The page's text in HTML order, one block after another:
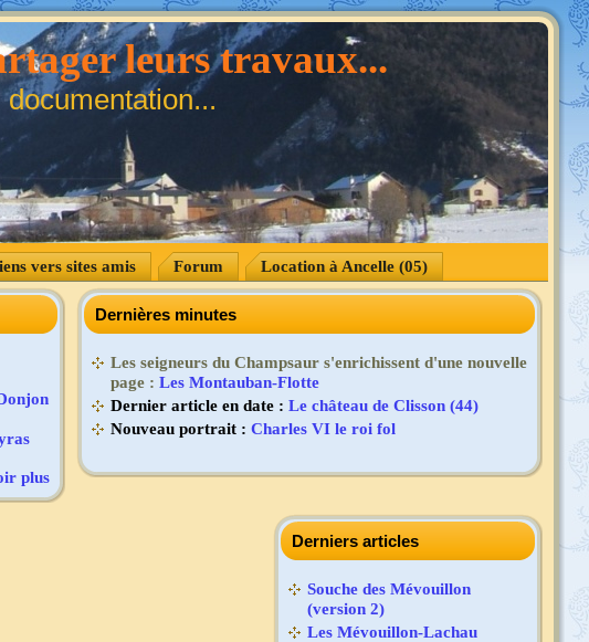
leurs travaux...
vers sites amis Forum Location à Ancelle (05)
plus
Dernières minutes
Les seigneurs du Champsaur s'enrichissent d'une nouvelle
page : Les Montauban-Flotte
Dernier article en date : Le château de Clisson (44)
Nouveau portrait : Charles VI le roi fol
Derniers articles
Souche des Mévouillon
(version 2)
Les Mévouillon-Lachau